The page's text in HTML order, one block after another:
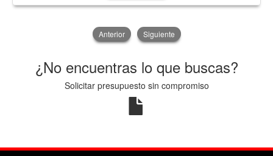
Anterior Siguiente
¿No encuentras lo que buscas?
Solicitar presupuesto sin compromiso